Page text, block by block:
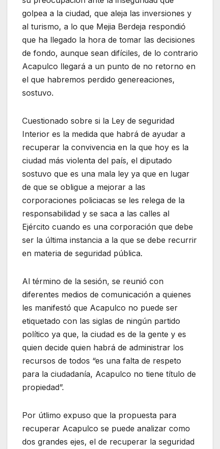
golpea a la ciudad, que aleja las inversiones y
al turismo, a lo que Mejia Berdeja respondió
que ha llegado la hora de tomar las decisiones
de fondo, aunque sean difíciles, de lo contrario
Acapulco llegará a un punto de no retorno en
el que habremos perdido genereaciones,
sostuvo.
Cuestionado sobre si la Ley de seguridad
Interior es la medida que habrá de ayudar a
recuperar la convivencia en la que hoy es la
ciudad más violenta del país, el diputado
sostuvo que es una mala ley ya que en lugar
de que se obligue a mejorar a las
corporaciones policiacas se les relega de la
responsabilidad y se saca a las calles al
Ejército cuando es una corporación que debe
ser la última instancia a la que se debe recurrir
en materia de seguridad pública.
Al término de la sesión, se reunió con
diferentes medios de comunicación a quienes
les manifestó que Acapulco no puede ser
etiquetado con las siglas de ningún partido
político ya que, la ciudad es de la gente y es
quien decide quien habrá de administrar los
recursos de todos “es una falta de respeto
para la ciudadanía, Acapulco no tiene título de
propiedad”.
Por útlimo expuso que la propuesta para
recuperar Acapulco se puede analizar como
dos grandes ejes, el de recuperar la seguridad